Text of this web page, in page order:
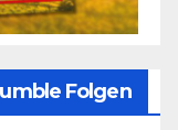
Folgen